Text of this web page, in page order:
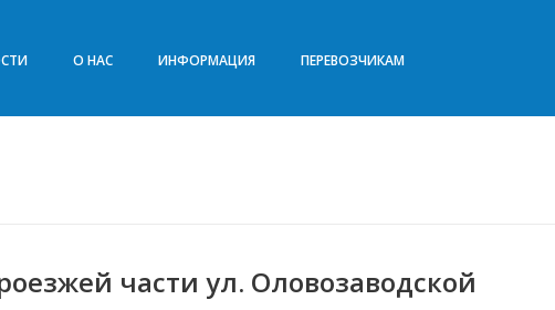
О НАС ИНФОРМАЦИЯ ПЕРЕВОЗЧИКАМ
части ул. Оловозаводской